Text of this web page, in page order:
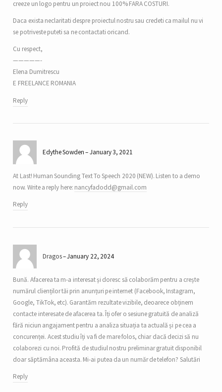
creeze un logo pentru un proiect nou 100% FARA COSTURI.
Daca exista neclaritati despre proiectul nostru sau credeti ca mailul nu vi
se potriveste puteti sa ne contactati oricand.
Cu respect,
—————-
Elena Dumitrescu
E FREELANCE ROMANIA
Reply
Edythe Sowden January 3, 2021
At Last! Human Sounding Text To Speech 2020 (NEW). Listen to a demo
now. Write a reply here: nancyfadodd@gmail.com
Reply
Dragos January 22, 2024
Bună. Afacerea ta m-a interesat și doresc să colaborăm pentru a crește
numărul clienților tăi prin anunțuri pe internet (Facebook, Instagram,
Google, TikTok, etc). Garantăm rezultate vizibile, deoarece obținem
contacte interesate de afacerea ta. Îți ofer o sesiune gratuită de analiză
fără niciun angajament pentru a analiza situația ta actuală și pe cea a
concurenței. Acest studiu îți va fi de mare folos, chiar dacă decizi să nu
colaborezi cu noi. Profită de studiul nostru preliminar gratuit disponibil
doar săptămâna aceasta. Mi-ai putea da un număr de telefon? Salutări
Reply